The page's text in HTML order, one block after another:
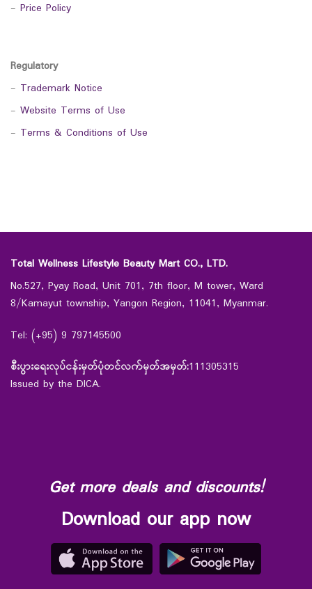
- Price Policy
Regulatory
- Trademark Notice
- Website Terms of Use
- Terms & Conditions of Use
Total Wellness Lifestyle Beauty Mart CO., LTD.
No.527, Pyay Road, Unit 701, 7th floor, M tower, Ward
8/Kamayut township, Yangon Region, 11041, Myanmar.
Tel: (+95) 9 797145500
စီးပွားရေးလုပ်ငန်းမှတ်ပုံတင်လက်မှတ်အမှတ်:111305315
Issued by the DICA.
Get more deals and discounts!
Download our app now